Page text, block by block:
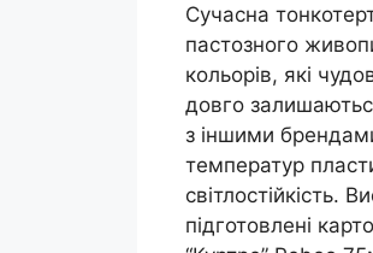
Сучасна
пастозного
кольорів, які
довго
з іншими
температур
світлостійкість.
підготовлені